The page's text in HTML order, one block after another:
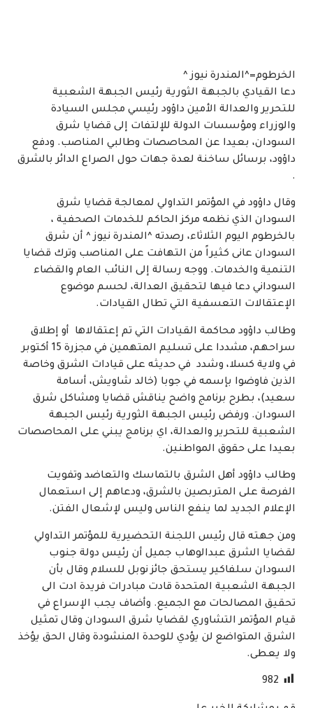
الخرطوم=^المندرة نيوز ^
دعا القيادي بالجبهة الثورية رئيس الجبهة الشعبية
للتحرير والعدالة الأمين داؤود رئيسي مجلس السيادة
والوزراء ومؤسسات الدولة للإلتفات إلى قضايا شرق
السودان، بعيدا عن المحاصصات وطالبي المناصب. ودفع
داؤود، برسائل ساخنة لعدة جهات حول الصراع الدائر بالشرق
.
وقال داؤود في المؤتمر التداولي لمعالجة قضايا شرق
السودان الذي نظمه مركز الحاكم للخدمات الصحفية ،
بالخرطوم اليوم الثلاثاء، رصدته ^المندرة نيوز ^ أن شرق
السودان عانى كثيراً من التهافت على المناصب وترك قضايا
التنمية والخدمات. ووجه رسالة إلى النائب العام والقضاء
السوداني دعا فيها لتحقيق العدالة، لحسم موضوع
الإعتقالات التعسفية التي تطال القيادات.
وطالب داؤود محاكمة القيادات التي تم إعتقالاها أو إطلاق
سراحهم، مشددا على تسليم المتهمين في مجزرة 15 أكتوبر
في ولاية كسلا، وشدد في حديثه على قيادات الشرق وخاصة
الذين فاوضوا بإسمه في جوبا (خالد شاويش، أسامة
سعيد)، بطرح برنامج واضح يناقش قضايا ومشاكل شرق
السودان. ورفض رئيس الجبهة الثورية رئيس الجبهة
الشعبية للتحرير والعدالة، اي برنامج يبني على المحاصصات
بعيدا على حقوق المواطنين.
وطالب داؤود أهل الشرق بالتماسك والتعاضد وتفويت
الفرصة على المتربصين بالشرق، ودعاهم إلى استعمال
الإعلام الجديد لما ينفع الناس وليس لإشعال الفتن.
ومن جهته قال رئيس اللجنة التحضيرية للمؤتمر التداولي
لقضايا الشرق عبدالوهاب جميل أن رئيس دولة جنوب
السودان سلفاكير يستحق جائز نوبل للسلام وقال بأن
الجبهة الشعبية المتحدة قادت مبادرات فريدة ادت الى
تحقيق المصالحات مع الجميع. وأضاف يجب الإسراع في
قيام المؤتمر التشاوري لقضايا شرق السودان وقال تمثيل
الشرق المتواضع لن يؤدي للوحدة المنشودة وقال الحق يؤخذ
ولا يعطى.
982